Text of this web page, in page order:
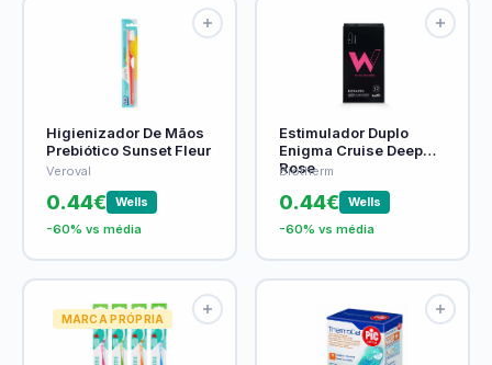
Higienizador De Mãos
Prebiótico Sunset Fleur
Veroval
0.44€
Wells
-60% vs média
Estimulador Duplo
Enigma Cruise Deep
Rose
Biotherm
0.44€
Wells
-60% vs média
MARCA PRÓPRIA